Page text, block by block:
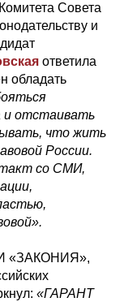
Совета
и
ответила
обладать
и отстаивать
что жить
России.
со СМИ,
«ЗАКОНИЯ»,
«ГАРАНТ